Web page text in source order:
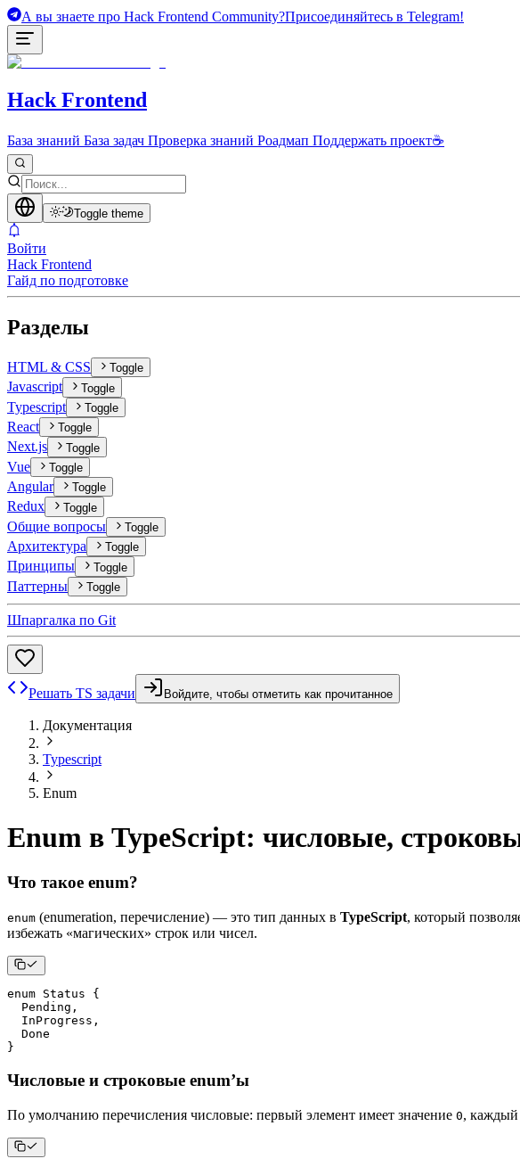
А вы знаете про Hack Frontend Community?Присоединяйтесь в Telegram!
Hack Frontend
База знаний База задач Проверка знаний Роадмап Поддержать проект☕
Toggle theme
Войти
Hack Frontend
Гайд по подготовке
Разделы
HTML & CSS Toggle
Javascript Toggle
Typescript Toggle
React Toggle
Next.js Toggle
Vue Toggle
Angular Toggle
Redux Toggle
Общие вопросы Toggle
Архитектура Toggle
Принципы Toggle
Паттерны Toggle
Шпаргалка по Git
Решать TS задачи Войдите, чтобы отметить как прочитанное
Документация
Typescript
Enum
Enum в TypeScript: числовые,
Что такое enum?
enum (enumeration, перечисление) — это тип данных в TypeScript, который
избежать «магических» строк или чисел.
enum Status {
  Pending
,
  InProgress
,
}
Числовые и строковые enum’ы
По умолчанию перечисления числовые: первый элемент имеет значение 0, каждый